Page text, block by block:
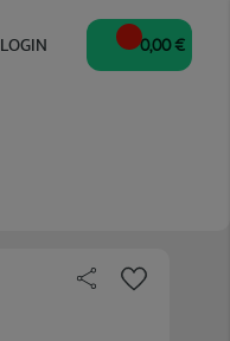
LOGIN 0,00 €